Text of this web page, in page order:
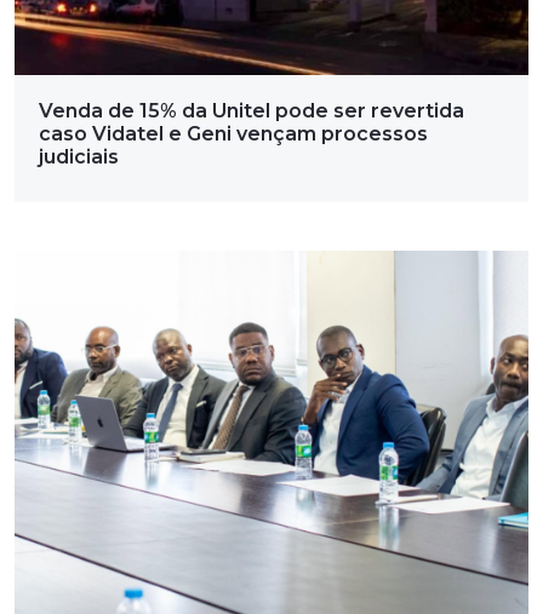
Venda de 15% da Unitel pode ser revertida
caso Vidatel e Geni vençam processos
judiciais